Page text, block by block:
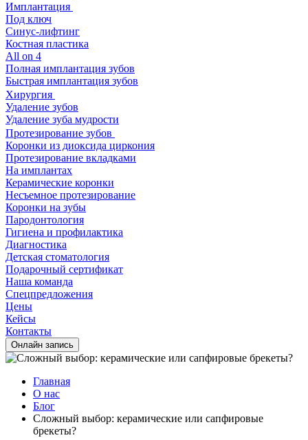
Имплантация
Под ключ
Синус-лифтинг
Костная пластика
All on 4
Полная имплантация зубов
Быстрая имплантация зубов
Хирургия
Удаление зубов
Удаление зуба мудрости
Протезирование зубов
Коронки из диоксида циркония
Протезирование вкладками
На имплантах
Керамические коронки
Несъемное протезирование
Коронки на зубы
Пародонтология
Гигиена и профилактика
Диагностика
Детская стоматология
Подарочный сертификат
Наша команда
Спецпредложения
Цены
Кейсы
Контакты
Oнлайн запись
Главная
О нас
Блог
Сложный выбор: керамические или сапфировые
брекеты?